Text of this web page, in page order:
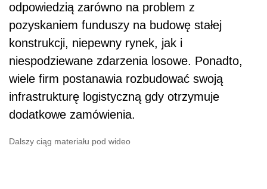
odpowiedzią zarówno na problem z
pozyskaniem funduszy na budowę stałej
konstrukcji, niepewny rynek, jak i
niespodziewane zdarzenia losowe. Ponadto,
wiele firm postanawia rozbudować swoją
infrastrukturę logistyczną gdy otrzymuje
dodatkowe zamówienia.
Dalszy ciąg materiału pod wideo